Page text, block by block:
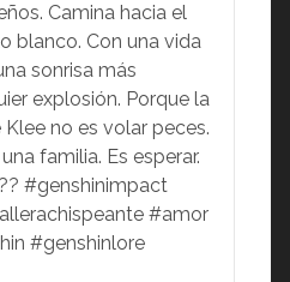
Camina hacia el
blanco. Con una vida
sonrisa más
explosión. Porque la
no es volar peces.
familia. Es esperar.
#genshinimpact
#amor
#genshinlore